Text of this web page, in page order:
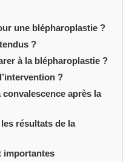
une blépharoplastie ?
?
à la blépharoplastie ?
?
après la
résultats de la
importantes